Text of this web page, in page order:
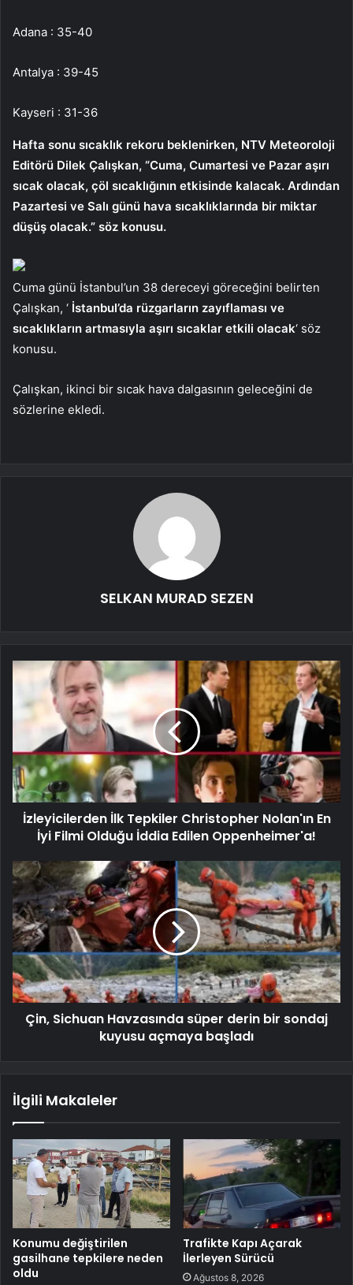
Adana : 35-40
Antalya : 39-45
Kayseri : 31-36
Hafta sonu sıcaklık rekoru beklenirken, NTV Meteoroloji
Editörü Dilek Çalışkan, “Cuma, Cumartesi ve Pazar aşırı
sıcak olacak, çöl sıcaklığının etkisinde kalacak. Ardından
Pazartesi ve Salı günü hava sıcaklıklarında bir miktar
düşüş olacak.” söz konusu.
Cuma günü İstanbul’un 38 dereceyi göreceğini belirten
Çalışkan, ‘ İstanbul’da rüzgarların zayıflaması ve
sıcaklıkların artmasıyla aşırı sıcaklar etkili olacak‘ söz
konusu.
Çalışkan, ikinci bir sıcak hava dalgasının geleceğini de
sözlerine ekledi.
SELKAN MURAD SEZEN
İzleyicilerden İlk Tepkiler Christopher Nolan'ın En
İyi Filmi Olduğu İddia Edilen Oppenheimer'a!
Çin, Sichuan Havzasında süper derin bir sondaj
kuyusu açmaya başladı
İlgili Makaleler
Konumu değiştirilen
gasilhane tepkilere neden
oldu
Trafikte Kapı Açarak
İlerleyen Sürücü
Ağustos 8, 2026